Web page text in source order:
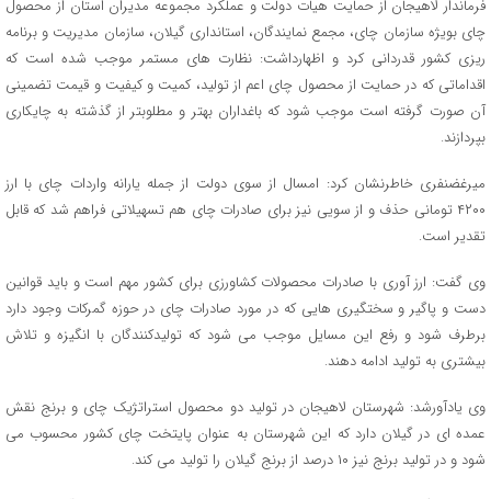
فرماندار لاهیجان از حمایت هیات دولت و عملکرد مجموعه مدیران استان از محصول
چای بویژه سازمان چای، مجمع نمایندگان، استانداری گیلان، سازمان مدیریت و برنامه
ریزی کشور قدردانی کرد و اظهارداشت: نظارت های مستمر موجب شده است که
اقداماتی که در حمایت از محصول چای اعم از تولید، کمیت و کیفیت و قیمت تضمینی
آن صورت گرفته است موجب شود که باغداران بهتر و مطلوبتر از گذشته به چایکاری
بپردازند.
میرغضنفری خاطرنشان کرد: امسال از سوی دولت از جمله یارانه واردات چای با ارز
۴۲۰۰ تومانی حذف و از سویی نیز برای صادرات چای هم تسهیلاتی فراهم شد که قابل
تقدیر است.
وی گفت: ارز آوری با صادرات محصولات کشاورزی برای کشور مهم است و باید قوانین
دست و پاگیر و سختگیری هایی که در مورد صادرات چای در حوزه گمرکات وجود دارد
برطرف شود و رفع این مسایل موجب می شود که تولیدکنندگان با انگیزه و تلاش
بیشتری به تولید ادامه دهند.
وی یادآورشد: شهرستان لاهیجان در تولید دو محصول استراتژیک چای و برنج نقش
عمده ای در گیلان دارد که این شهرستان به عنوان پایتخت چای کشور محسوب می
شود و در تولید برنج نیز ۱۰ درصد از برنج گیلان را تولید می کند.